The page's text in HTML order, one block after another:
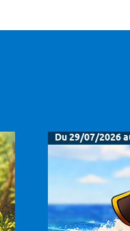
Du 29/07/2026